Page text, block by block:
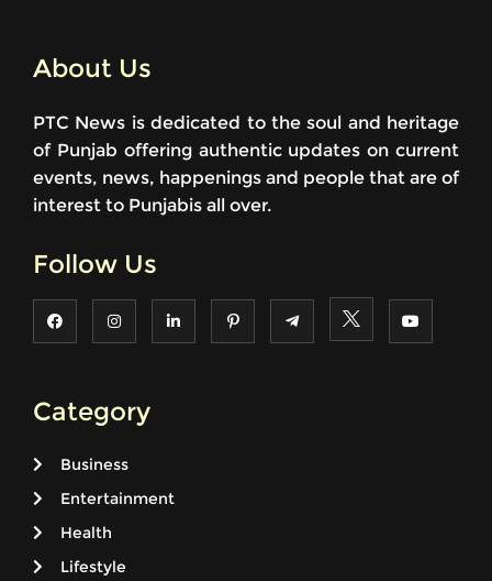
About Us
PTC News is dedicated to the soul and heritage
of Punjab offering authentic updates on current
events, news, happenings and people that are of
interest to Punjabis all over.
Follow Us
Category
Business
Entertainment
Health
Lifestyle